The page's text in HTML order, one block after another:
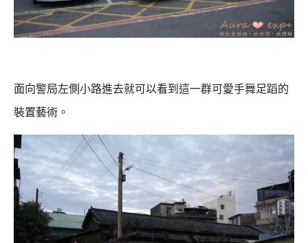
面向警局左側小路進去就可以看到這一群可愛手舞足蹈的
裝置藝術。